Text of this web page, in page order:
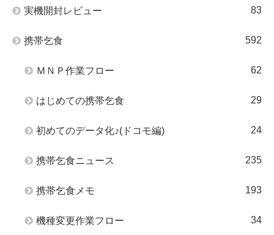
実機開封レビュー 83
携帯乞食 592
ＭＮＰ作業フロー 62
はじめての携帯乞食 29
初めてのデータ化♪(ドコモ編) 24
携帯乞食ニュース 235
携帯乞食メモ 193
機種変更作業フロー 34